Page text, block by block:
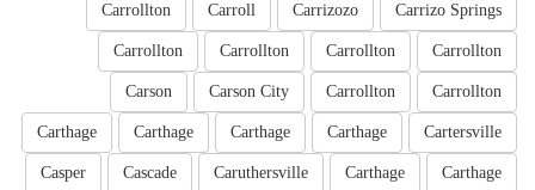
Carrizo Springs
Carrizozo
Carroll
Carrollton
Carrollton
Carrollton
Carrollton
Carrollton
Carrollton
Carrollton
Carson City
Carson
Cartersville
Carthage
Carthage
Carthage
Carthage
Carthage
Carthage
Caruthersville
Cascade
Casper